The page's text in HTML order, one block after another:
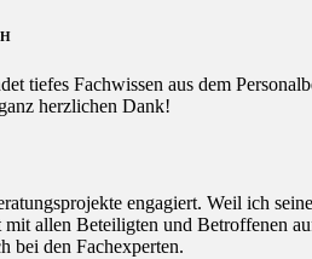
tiefes Fachwissen aus dem
herzlichen Dank!
engagiert. Weil ich
allen Beteiligten und
bei den Fachexperten.